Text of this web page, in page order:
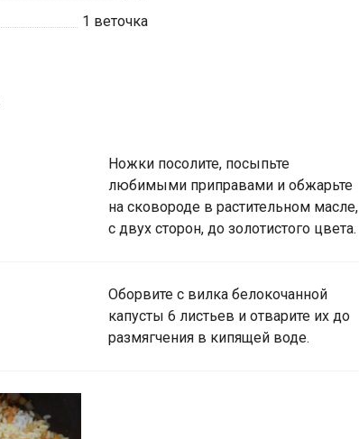
1 веточка
Ножки посолите, посыпьте
любимыми приправами и обжарьте
на сковороде в растительном масле,
с двух сторон, до золотистого цвета.
Оборвите с вилка белокочанной
капусты 6 листьев и отварите их до
размягчения в кипящей воде.